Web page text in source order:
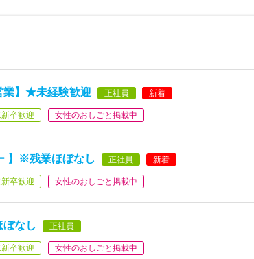
業】★未経験歓迎 正社員 新着
卒歓迎 女性のおしごと掲載中
】※残業ほぼなし 正社員 新着
卒歓迎 女性のおしごと掲載中
なし 正社員
卒歓迎 女性のおしごと掲載中